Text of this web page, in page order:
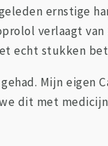
ernstige
verlaagt
echt stukken
Mijn eigen
dit met